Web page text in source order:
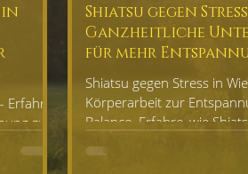
KINDERWUNSCH
& AKUPRESSURPUNKTE
in
zu
Shiatsu gegen
Ganzheitliche
für mehr
Shiatsu gegen Stress in
Körperarbeit zur
Balance. Erfahre, wie